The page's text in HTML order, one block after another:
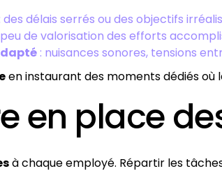
: des délais serrés ou des objectifs
de valorisation des efforts
: nuisances sonores, tensions
en instaurant des moments dédiés
en place
à chaque employé. Répartir les